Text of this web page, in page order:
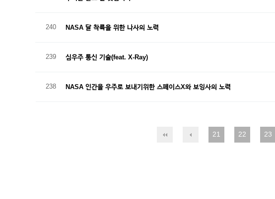
240 NASA 달 착륙을 위한 나사의 노력
239 심우주 통신 기술(feat. X-Ray)
238 NASA 인간을 우주로 보내기위한 스페이스X와 보잉사의 노력
21 22 23